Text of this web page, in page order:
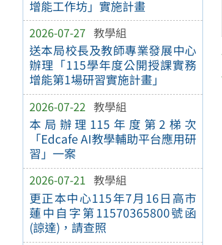
增能工作坊」實施計畫
2026-07-27 教學組
送本局校長及教師專業發展中心
辦理「115學年度公開授課實務
增能第1場研習實施計畫」
2026-07-22 教學組
本局辦理115年度第2梯次
「Edcafe AI教學輔助平台應用研
習」一案
2026-07-21 教學組
更正本中心115年7月16日高市
蓮中自字第11570365800號函
(諒達)，請查照